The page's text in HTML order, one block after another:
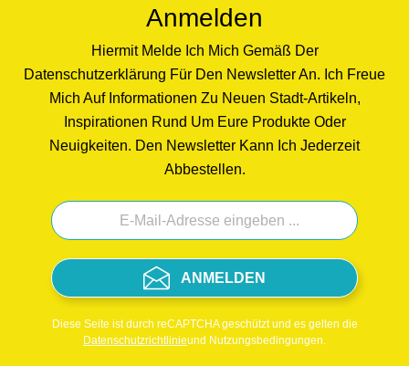
Anmelden
Hiermit Melde Ich Mich Gemäß Der
Datenschutzerklärung Für Den Newsletter An. Ich Freue
Mich Auf Informationen Zu Neuen Stadt-Artikeln,
Inspirationen Rund Um Eure Produkte Oder
Neuigkeiten. Den Newsletter Kann Ich Jederzeit
Abbestellen.
ANMELDEN
Diese Seite ist durch reCAPTCHA geschützt und es gelten die
Datenschutzrichtlinieund Nutzungsbedingungen.